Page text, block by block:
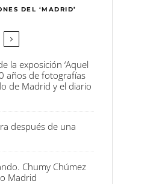
DEL ‘MADRID’
la exposición ‘Aquel
años de fotografías
de Madrid y el diario
después de una
Chumy Chúmez
Madrid